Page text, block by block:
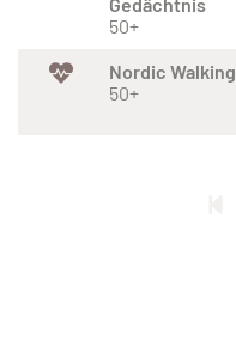
Gedächtnis
50+
Nordic Walking
50+